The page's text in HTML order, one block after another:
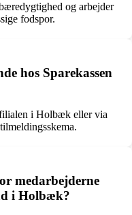
og arbejder
fodspor.
hos Sparekassen
i Holbæk eller via
medarbejderne
i Holbæk?